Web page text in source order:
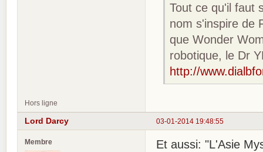
Tout ce qu'il faut
nom s'inspire de
que Wonder
robotique, le Dr
http://
Hors ligne
03-01-2014 19:48:55
Lord Darcy
Membre
Et aussi: "L'Asie